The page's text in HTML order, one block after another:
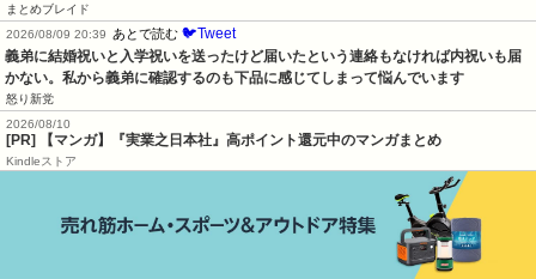
まとめブレイド
2026/08/09 20:39
あとで読む 🐦Tweet
義弟に結婚祝いと入学祝いを送ったけど届いたという連絡もなければ内祝いも届
かない。私から義弟に確認するのも下品に感じてしまって悩んでいます
怒り新党
2026/08/10
[PR] 【マンガ】『実業之日本社』高ポイント還元中のマンガまとめ
Kindleストア